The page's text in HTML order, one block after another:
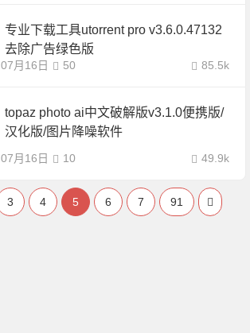
专业下载工具utorrent pro v3.6.0.47132
去除广告绿色版
07月16日 85.5k
50
topaz photo ai中文破解版v3.1.0便携版/
汉化版/图片降噪软件
07月16日 49.9k
10
3 4 5 6 7 91